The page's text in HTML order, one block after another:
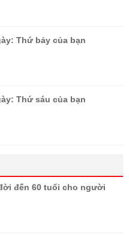
Thứ bảy của bạn
Thứ sáu của bạn
đến 60 tuổi cho người